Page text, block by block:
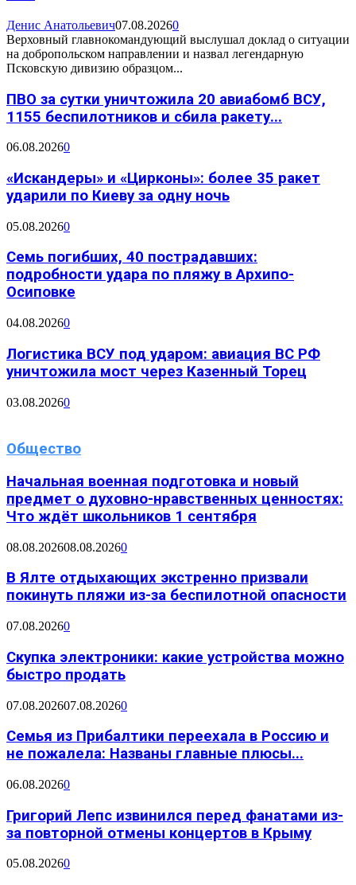
Денис Анатольевич07.08.20260
Верховный главнокомандующий выслушал доклад о ситуации
на добропольском направлении и назвал легендарную
Псковскую дивизию образцом...
ПВО за сутки уничтожила 20 авиабомб ВСУ,
1155 беспилотников и сбила ракету...
06.08.20260
«Искандеры» и «Цирконы»: более 35 ракет
ударили по Киеву за одну ночь
05.08.20260
Семь погибших, 40 пострадавших:
подробности удара по пляжу в Архипо-
Осиповке
04.08.20260
Логистика ВСУ под ударом: авиация ВС РФ
уничтожила мост через Казенный Торец
03.08.20260
Общество
Начальная военная подготовка и новый
предмет о духовно-нравственных ценностях:
Что ждёт школьников 1 сентября
08.08.202608.08.20260
В Ялте отдыхающих экстренно призвали
покинуть пляжи из-за беспилотной опасности
07.08.20260
Скупка электроники: какие устройства можно
быстро продать
07.08.202607.08.20260
Семья из Прибалтики переехала в Россию и
не пожалела: Названы главные плюсы...
06.08.20260
Григорий Лепс извинился перед фанатами из-
за повторной отмены концертов в Крыму
05.08.20260